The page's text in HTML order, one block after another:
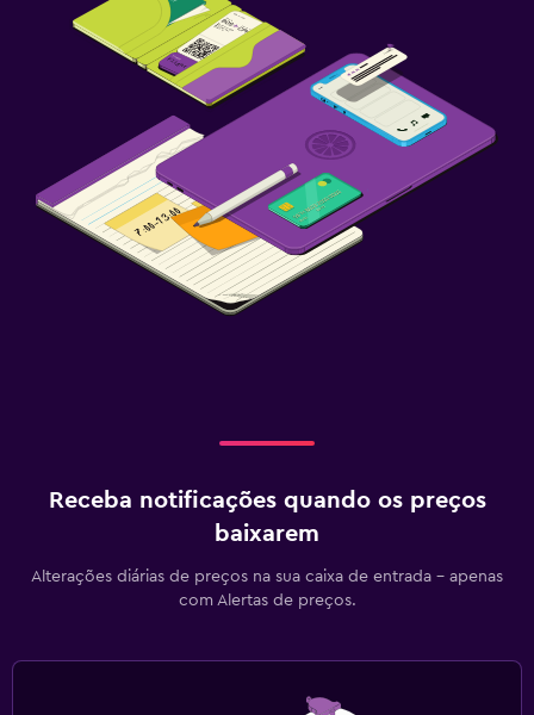
Receba notificações quando os preços
baixarem
Alterações diárias de preços na sua caixa de entrada - apenas
com Alertas de preços.